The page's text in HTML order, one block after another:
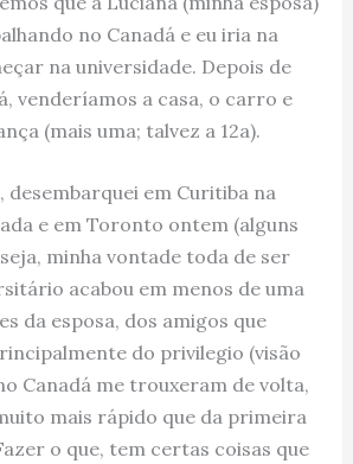
no Canadá e eu iria na
na universidade. Depois de
venderíamos a casa, o carro e
(mais uma; talvez a 12a).
desembarquei em Curitiba na
e em Toronto ontem (alguns
minha vontade toda de ser
acabou em menos de uma
da esposa, dos amigos que
do privilegio (visão
Canadá me trouxeram de volta,
mais rápido que da primeira
o que, tem certas coisas que